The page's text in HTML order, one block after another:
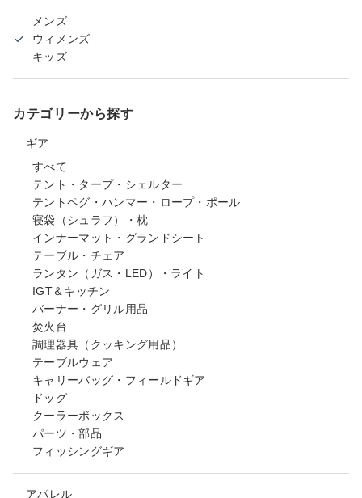
メンズ
ウィメンズ
キッズ
カテゴリーから探す
ギア
すべて
テント・タープ・シェルター
テントペグ・ハンマー・ロープ・ポール
寝袋（シュラフ）・枕
インナーマット・グランドシート
テーブル・チェア
ランタン（ガス・LED）・ライト
IGT＆キッチン
バーナー・グリル用品
焚火台
調理器具（クッキング用品）
テーブルウェア
キャリーバッグ・フィールドギア
ドッグ
クーラーボックス
パーツ・部品
フィッシングギア
アパレル